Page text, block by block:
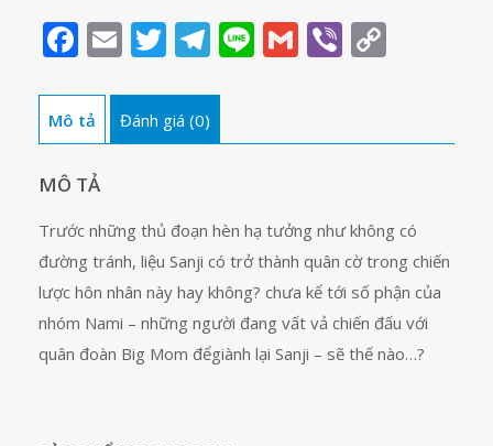
84
lượng
Facebook
EmailTwitter
Telegram
LineGmail
Viber
Mô tả Đánh giá (0)
MÔ TẢ
Trước những thủ đoạn hèn hạ tưởng như không có
đường tránh, liệu Sanji có trở thành quân cờ trong chiến
lược hôn nhân này hay không? chưa kể tới số phận của
nhóm Nami – những người đang vất vả chiến đấu với
quân đoàn Big Mom đểgiành lại Sanji – sẽ thế nào…?